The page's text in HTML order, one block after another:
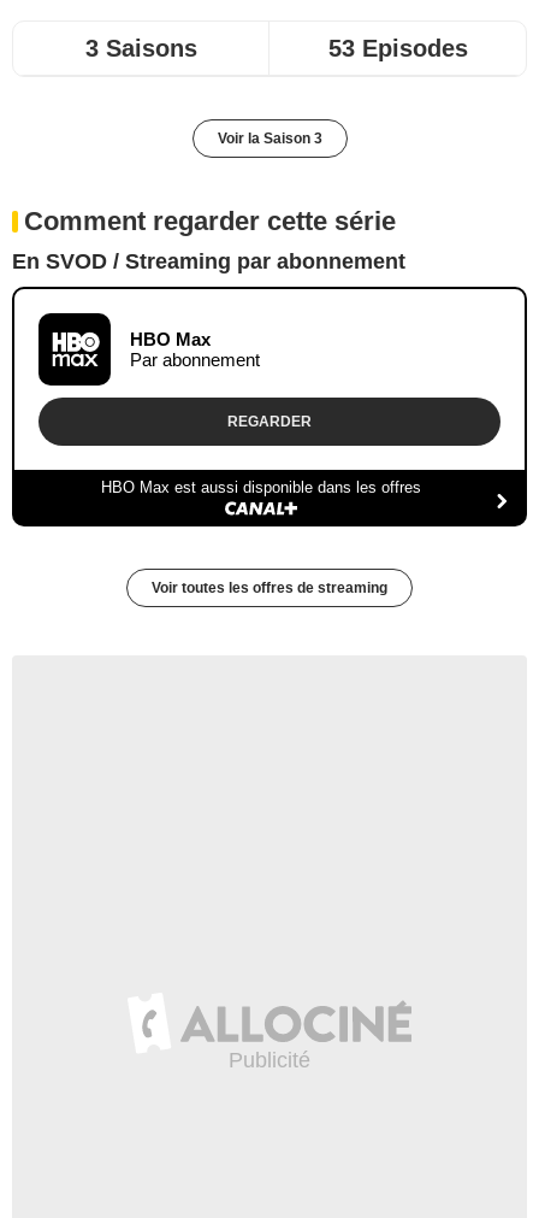
3 Saisons 53 Episodes
Voir la Saison 3
Comment regarder cette série
En SVOD / Streaming par abonnement
HBO Max
Par abonnement
REGARDER
HBO Max est aussi disponible dans les offres
Voir toutes les offres de streaming